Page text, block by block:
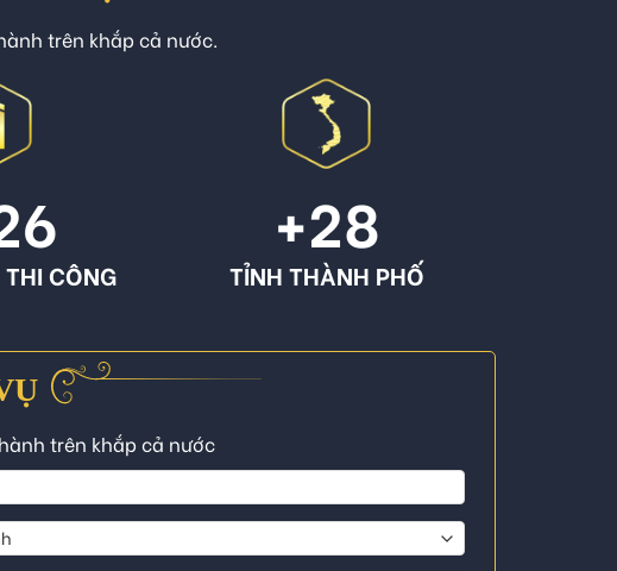
trên khắp cả nước.
CÔNG
+28
TỈNH THÀNH PHỐ
trên khắp cả nước